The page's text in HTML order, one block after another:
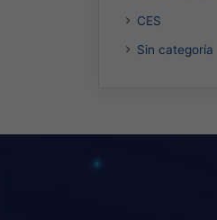
CES
Sin categoría